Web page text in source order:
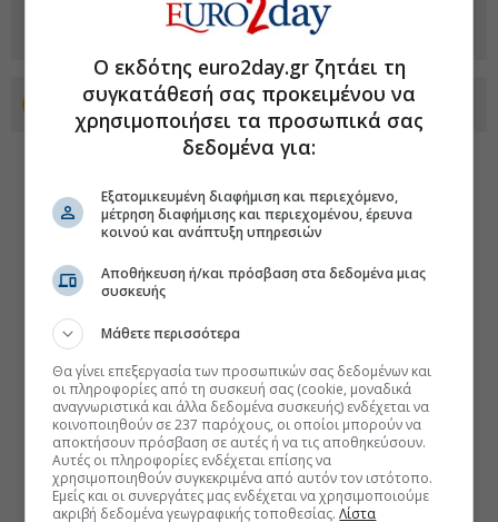
Προσθέστε το euro2day.gr στο Discover
Ο εκδότης euro2day.gr ζητάει τη
συγκατάθεσή σας προκειμένου να
χρησιμοποιήσει τα προσωπικά σας
δεδομένα για:
Εξατομικευμένη διαφήμιση και περιεχόμενο,
μέτρηση διαφήμισης και περιεχομένου, έρευνα
κοινού και ανάπτυξη υπηρεσιών
Αποθήκευση ή/και πρόσβαση στα δεδομένα μιας
συσκευής
Μάθετε περισσότερα
Θα γίνει επεξεργασία των προσωπικών σας δεδομένων και
οι πληροφορίες από τη συσκευή σας (cookie, μοναδικά
αναγνωριστικά και άλλα δεδομένα συσκευής) ενδέχεται να
κοινοποιηθούν σε 237 παρόχους, οι οποίοι μπορούν να
αποκτήσουν πρόσβαση σε αυτές ή να τις αποθηκεύσουν.
Αυτές οι πληροφορίες ενδέχεται επίσης να
χρησιμοποιηθούν συγκεκριμένα από αυτόν τον ιστότοπο.
Εμείς και οι συνεργάτες μας ενδέχεται να χρησιμοποιούμε
ακριβή δεδομένα γεωγραφικής τοποθεσίας.Λίστα